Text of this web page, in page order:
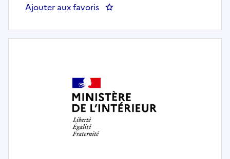
Ajouter aux favoris : DSR 75 sécurité routière DCA